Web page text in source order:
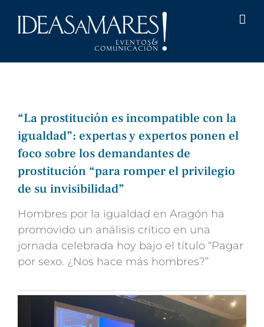
“La prostitución es incompatible con la
igualdad”: expertas y expertos ponen el
foco sobre los demandantes de
prostitución “para romper el privilegio
de su invisibilidad”
Hombres por la igualdad en Aragón ha
promovido un análisis crítico en una
jornada celebrada hoy bajo el título “Pagar
por sexo. ¿Nos hace más hombres?”